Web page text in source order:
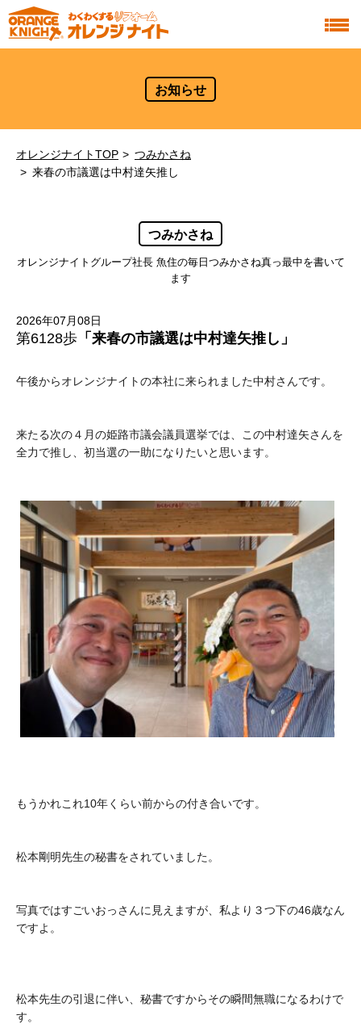
お知らせ
オレンジナイトTOP
つみかさね
来春の市議選は中村達矢推し
つみかさね
オレンジナイトグループ社長 魚住の毎日つみかさね真っ最中を書いて
ます
2026年07月08日
第6128歩 「来春の市議選は中村達矢推し」
午後からオレンジナイトの本社に来られました中村さんです。
来たる次の４月の姫路市議会議員選挙では、この中村達矢さんを
全力で推し、初当選の一助になりたいと思います。
もうかれこれ10年くらい前からの付き合いです。
松本剛明先生の秘書をされていました。
写真ではすごいおっさんに見えますが、私より３つ下の46歳なん
ですよ。
松本先生の引退に伴い、秘書ですからその瞬間無職になるわけで
す。